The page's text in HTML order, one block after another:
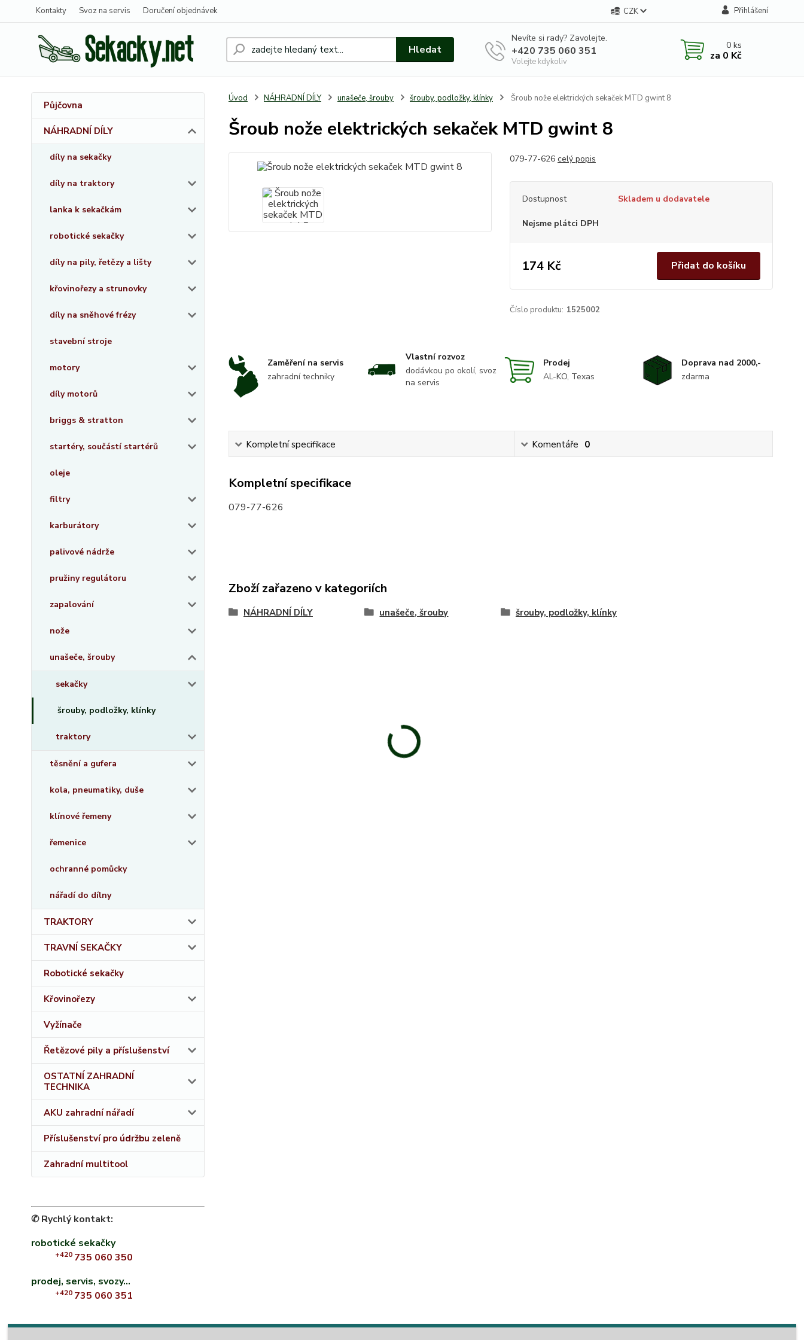
Kontakty Svoz na servis Doručení objednávek CZK Přihlášení
Hledat
Nevíte si rady? Zavolejte.
+420 735 060 351
Volejte kdykoliv
0ks
za 0 Kč
Půjčovna
NÁHRADNÍ DÍLY
díly na sekačky
díly na traktory
lanka k sekačkám
robotické sekačky
díly na pily, řetězy a lišty
křovinořezy a strunovky
díly na sněhové frézy
stavební stroje
motory
díly motorů
briggs & stratton
startéry, součástí startérů
oleje
filtry
karburátory
palivové nádrže
pružiny regulátoru
zapalování
nože
unašeče, šrouby
sekačky
šrouby, podložky, klínky
traktory
těsnění a gufera
kola, pneumatiky, duše
klínové řemeny
řemenice
ochranné pomůcky
nářadí do dílny
TRAKTORY
TRAVNÍ SEKAČKY
Robotické sekačky
Křovinořezy
Vyžínače
Řetězové pily a příslušenství
OSTATNÍ ZAHRADNÍ
TECHNIKA
AKU zahradní nářadí
Příslušenství pro údržbu zeleně
Zahradní multitool
✆ Rychlý kontakt:
robotické sekačky
+420 735 060 350
prodej, servis, svozy...
+420 735 060 351
Úvod NÁHRADNÍ DÍLY unašeče, šrouby šrouby, podložky, klínky Šroub nože elektrických sekaček MTD gwint 8
Šroub nože elektrických sekaček MTD gwint 8
079-77-626 celý popis
Dostupnost Skladem u dodavatele
Nejsme plátci DPH
174 Kč Přidat do košíku
Číslo produktu: 1525002
Zaměření na servis
zahradní techniky
Vlastní rozvoz
dodávkou po okolí, svoz
na servis
Prodej
AL-KO, Texas
Doprava nad 2000,-
zdarma
Kompletní specifikace Komentáře 0
Kompletní specifikace
079-77-626
Zboží zařazeno v kategoriích
NÁHRADNÍ DÍLY unašeče, šrouby šrouby, podložky, klínky